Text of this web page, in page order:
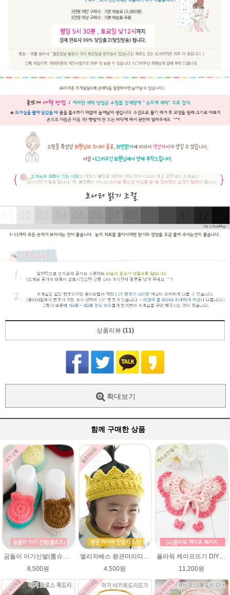
상품리뷰 (11)
확대보기
함께 구매한 상품
곰돌이 아기신발(룸슈즈)★45울라인 뜨개실 코바늘뜨기 태교뜨개질 손뜨개
8,500원
엘리자베스 왕관머리띠★45울라인 태교뜨개질 손뜨개
4,500원
플라워 케이프뜨기 DIY패키지 ★에이미울 뜨개실2타래+무료도안) / 손뜨개케이프 / 베이비 케이프 / 아기 케이프
11,200원